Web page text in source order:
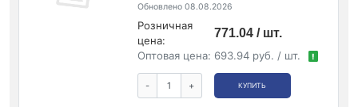
Обновлено 08.08.2026
Розничная
цена:
771.04 / шт.
Оптовая цена: 693.94 руб. / шт. !
- + КУПИТЬ